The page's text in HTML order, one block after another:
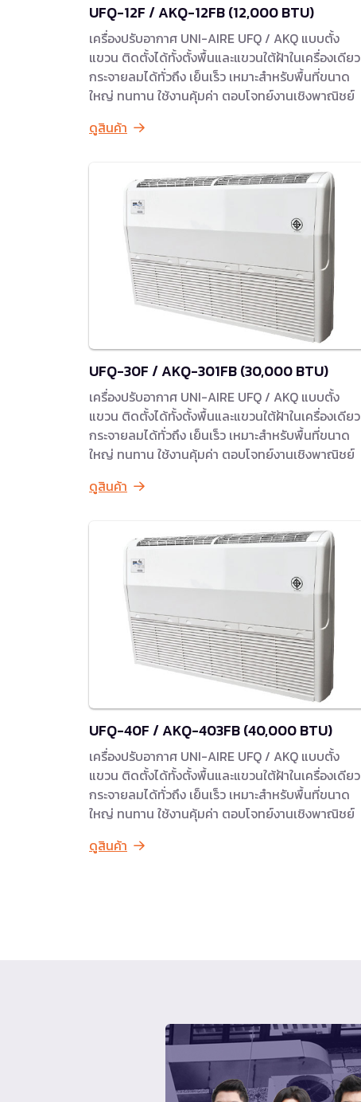
UFQ-12F / AKQ-12FB (12,000 BTU)
เครื่องปรับอากาศ UNI-AIRE UFQ / AKQ แบบตั้ง
แขวน ติดตั้งได้ทั้งตั้งพื้นและแขวนใต้ฝ้าในเครื่องเดียว
กระจายลมได้ทั่วถึง เย็นเร็ว เหมาะสำหรับพื้นที่ขนาด
ใหญ่ ทนทาน ใช้งานคุ้มค่า ตอบโจทย์งานเชิงพาณิชย์
ดูสินค้า
UFQ-30F / AKQ-301FB (30,000 BTU)
เครื่องปรับอากาศ UNI-AIRE UFQ / AKQ แบบตั้ง
แขวน ติดตั้งได้ทั้งตั้งพื้นและแขวนใต้ฝ้าในเครื่องเดียว
กระจายลมได้ทั่วถึง เย็นเร็ว เหมาะสำหรับพื้นที่ขนาด
ใหญ่ ทนทาน ใช้งานคุ้มค่า ตอบโจทย์งานเชิงพาณิชย์
ดูสินค้า
UFQ-40F / AKQ-403FB (40,000 BTU)
เครื่องปรับอากาศ UNI-AIRE UFQ / AKQ แบบตั้ง
แขวน ติดตั้งได้ทั้งตั้งพื้นและแขวนใต้ฝ้าในเครื่องเดียว
กระจายลมได้ทั่วถึง เย็นเร็ว เหมาะสำหรับพื้นที่ขนาด
ใหญ่ ทนทาน ใช้งานคุ้มค่า ตอบโจทย์งานเชิงพาณิชย์
ดูสินค้า